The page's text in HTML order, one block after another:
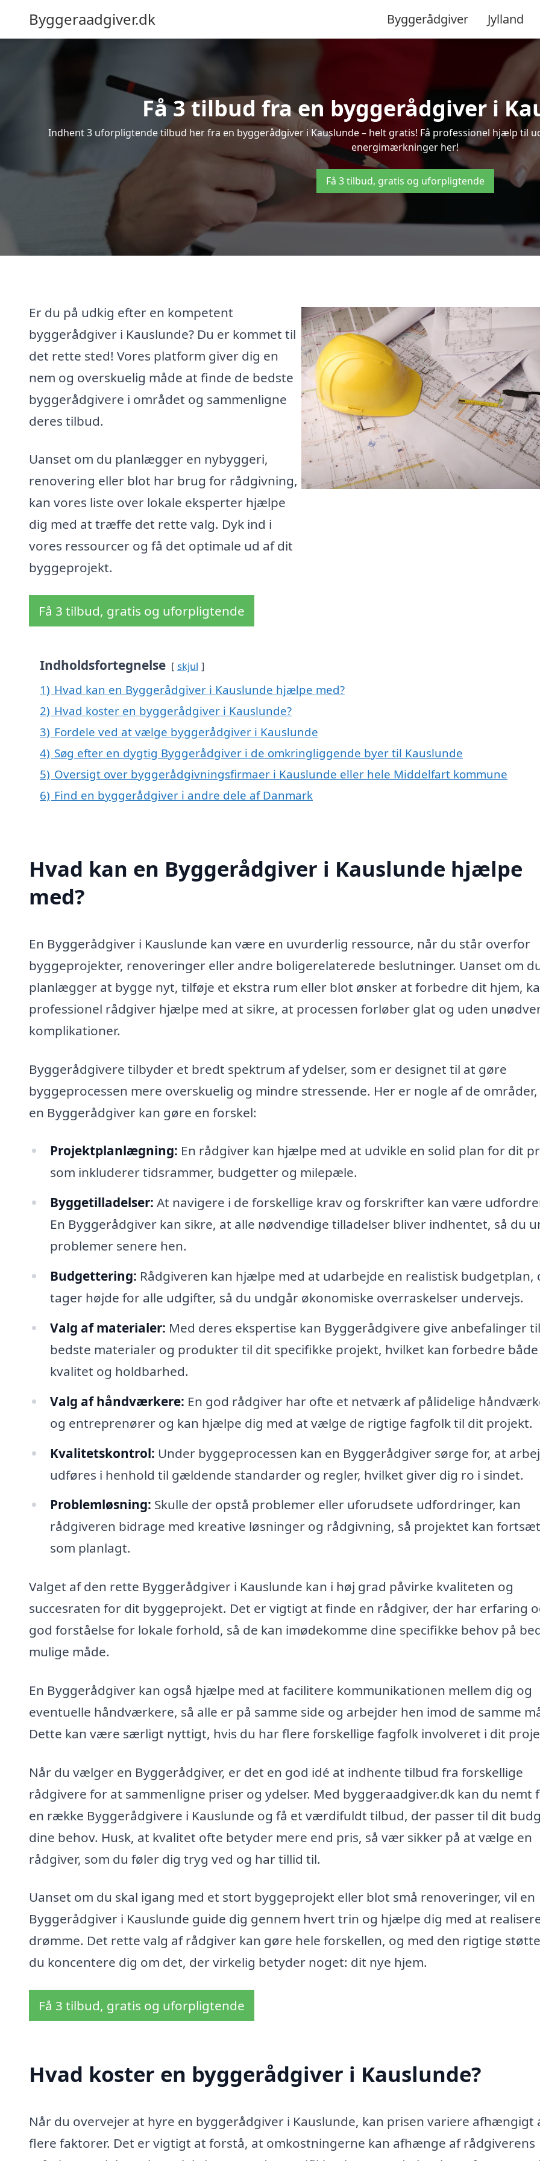
Byggeraadgiver.dk Byggerådgiver Jylland
Få 3 tilbud fra en byggerådgiver i
Indhent 3 uforpligtende tilbud her fra en byggerådgiver i Kauslunde – helt gratis! Få professionel hjælp til
energimærkninger her!
Få 3 tilbud, gratis og uforpligtende
Er du på udkig efter en kompetent
byggerådgiver i Kauslunde? Du er kommet til
det rette sted! Vores platform giver dig en
nem og overskuelig måde at finde de bedste
byggerådgivere i området og sammenligne
deres tilbud.
Uanset om du planlægger en nybyggeri,
renovering eller blot har brug for rådgivning,
kan vores liste over lokale eksperter hjælpe
dig med at træffe det rette valg. Dyk ind i
vores ressourcer og få det optimale ud af dit
byggeprojekt.
Få 3 tilbud, gratis og uforpligtende
Indholdsfortegnelse skjul
1) Hvad kan en Byggerådgiver i Kauslunde hjælpe med?
2) Hvad koster en byggerådgiver i Kauslunde?
3) Fordele ved at vælge byggerådgiver i Kauslunde
4) Søg efter en dygtig Byggerådgiver i de omkringliggende byer til Kauslunde
5) Oversigt over byggerådgivningsfirmaer i Kauslunde eller hele Middelfart kommune
6) Find en byggerådgiver i andre dele af Danmark
Hvad kan en Byggerådgiver i Kauslunde hjælpe
med?
En Byggerådgiver i Kauslunde kan være en uvurderlig ressource, når du står overfor
byggeprojekter, renoveringer eller andre boligerelaterede beslutninger. Uanset om
planlægger at bygge nyt, tilføje et ekstra rum eller blot ønsker at forbedre dit hjem,
professionel rådgiver hjælpe med at sikre, at processen forløber glat og uden
komplikationer.
Byggerådgivere tilbyder et bredt spektrum af ydelser, som er designet til at gøre
byggeprocessen mere overskuelig og mindre stressende. Her er nogle af de
en Byggerådgiver kan gøre en forskel:
Projektplanlægning: En rådgiver kan hjælpe med at udvikle en solid plan for dit
som inkluderer tidsrammer, budgetter og milepæle.
Byggetilladelser: At navigere i de forskellige krav og forskrifter kan være
En Byggerådgiver kan sikre, at alle nødvendige tilladelser bliver indhentet, så du
problemer senere hen.
Budgettering: Rådgiveren kan hjælpe med at udarbejde en realistisk budgetplan,
tager højde for alle udgifter, så du undgår økonomiske overraskelser undervejs.
Valg af materialer: Med deres ekspertise kan Byggerådgivere give anbefalinger
bedste materialer og produkter til dit specifikke projekt, hvilket kan forbedre både
kvalitet og holdbarhed.
Valg af håndværkere: En god rådgiver har ofte et netværk af pålidelige
og entreprenører og kan hjælpe dig med at vælge de rigtige fagfolk til dit projekt.
Kvalitetskontrol: Under byggeprocessen kan en Byggerådgiver sørge for, at
udføres i henhold til gældende standarder og regler, hvilket giver dig ro i sindet.
Problemløsning: Skulle der opstå problemer eller uforudsete udfordringer, kan
rådgiveren bidrage med kreative løsninger og rådgivning, så projektet kan
som planlagt.
Valget af den rette Byggerådgiver i Kauslunde kan i høj grad påvirke kvaliteten og
succesraten for dit byggeprojekt. Det er vigtigt at finde en rådgiver, der har erfaring
god forståelse for lokale forhold, så de kan imødekomme dine specifikke behov på
mulige måde.
En Byggerådgiver kan også hjælpe med at facilitere kommunikationen mellem dig og
eventuelle håndværkere, så alle er på samme side og arbejder hen imod de samme
Dette kan være særligt nyttigt, hvis du har flere forskellige fagfolk involveret i dit
Når du vælger en Byggerådgiver, er det en god idé at indhente tilbud fra forskellige
rådgivere for at sammenligne priser og ydelser. Med byggeraadgiver.dk kan du nemt
en række Byggerådgivere i Kauslunde og få et værdifuldt tilbud, der passer til dit
dine behov. Husk, at kvalitet ofte betyder mere end pris, så vær sikker på at vælge en
rådgiver, som du føler dig tryg ved og har tillid til.
Uanset om du skal igang med et stort byggeprojekt eller blot små renoveringer, vil en
Byggerådgiver i Kauslunde guide dig gennem hvert trin og hjælpe dig med at
drømme. Det rette valg af rådgiver kan gøre hele forskellen, og med den rigtige
du koncentere dig om det, der virkelig betyder noget: dit nye hjem.
Få 3 tilbud, gratis og uforpligtende
Hvad koster en byggerådgiver i Kauslunde?
Når du overvejer at hyre en byggerådgiver i Kauslunde, kan prisen variere afhængigt
flere faktorer. Det er vigtigt at forstå, at omkostningerne kan afhænge af rådgiverens